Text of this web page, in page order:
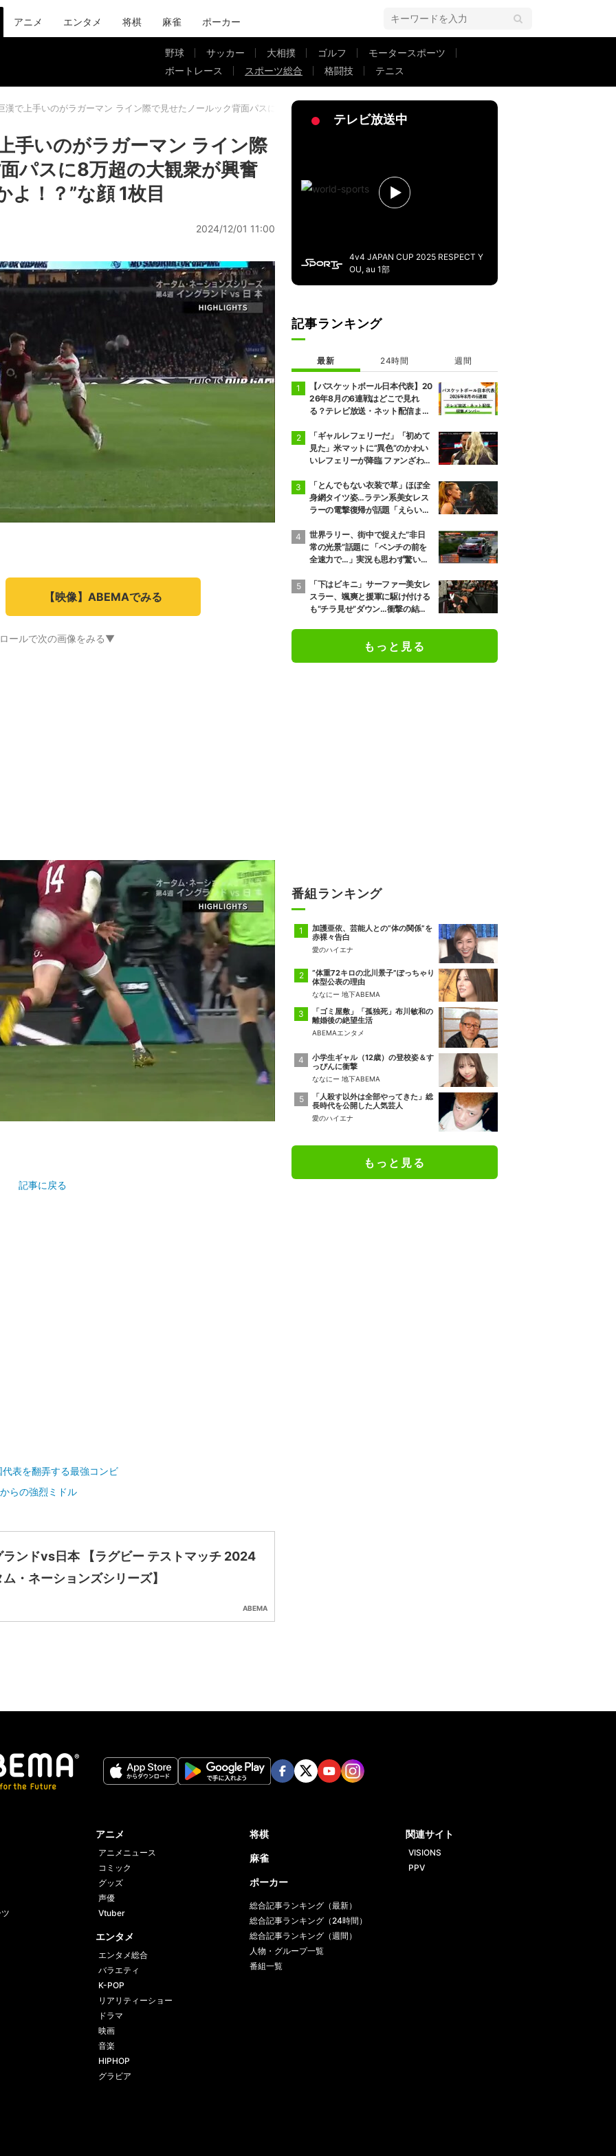
アニメ エンタメ 将棋 麻雀 ポーカー
野球 サッカー 大相撲 ゴルフ
モータースポーツ
ボートレース
スポーツ総合 格闘技 テニス
漢で上手いのがラガーマン ライン際で見せたノールック背面パスに8万超の大観衆が興奮のるつぼ 仲間も“マジかよ！？”な顔
手いのがラガーマン ライン際
パスに8万超の大観衆が興奮
よ！？”な顔 1枚目
2024/12/01 11:00
【映像】ABEMAでみる
ールで次の画像をみる▼
記事に戻る
表を翻弄する最強コンビ
らの強烈ミドル
ランドvs日本 【ラグビー テストマッチ 2024
・ネーションズシリーズ】
ABEMA
テレビ放送中
4v4 JAPAN CUP 2025 RESPECT Y
OU, au 1部
記事ランキング
最新 24時間 週間
【バスケットボール日本代表】20
26年8月の6連戦はどこで見れ
る？テレビ放送・ネット配信まと
「ギャルレフェリーだ」「初めて
見た」米マットに“異色”のかわい
いレフェリーが降臨 ファンざわめ
「とんでもない衣装で草」ほぼ全
身網タイツ姿…ラテン系美女レス
ラーの電撃復帰が話題「えらいセ
世界ラリー、街中で捉えた“非日
常の光景”話題に 「ベンチの前を
全速力で…」実況も思わず驚いた
「下はビキニ」サーファー美女レ
スラー、颯爽と援軍に駆け付ける
も“チラ見せ”ダウン…衝撃の結末
もっと見る
番組ランキング
加護亜依、芸能人との“体の関係”を
赤裸々告白
愛のハイエナ
“体重72キロの北川景子”ぽっちゃり
体型公表の理由
ななにー 地下ABEMA
「ゴミ屋敷」「孤独死」布川敏和の
離婚後の絶望生活
ABEMAエンタメ
小学生ギャル（12歳）の登校姿＆す
っぴんに衝撃
ななにー 地下ABEMA
「人殺す以外は全部やってきた」総
長時代を公開した人気芸人
愛のハイエナ
もっと見る
アニメ
アニメニュース
コミック
グッズ
声優
Vtuber
エンタメ
エンタメ総合
バラエティ
K-POP
リアリティーショー
ドラマ
映画
音楽
HIPHOP
グラビア
将棋
麻雀
ポーカー
総合記事ランキング（最新）
総合記事ランキング（24時間）
総合記事ランキング（週間）
人物・グループ一覧
番組一覧
関連サイト
VISIONS
PPV